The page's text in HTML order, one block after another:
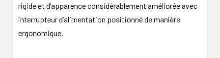
rigide et d’apparence considérablement améliorée avec
interrupteur d’alimentation positionné de manière
ergonomique.